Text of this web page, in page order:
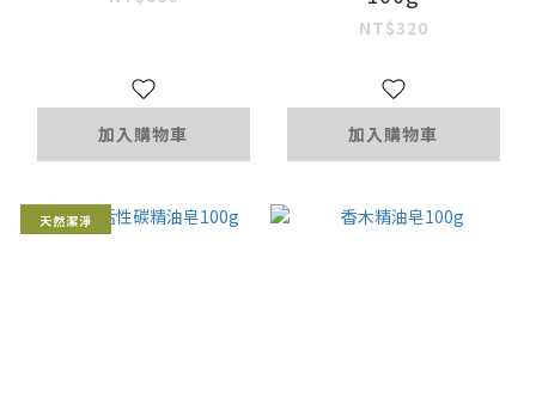
加入購物車
NT$320
加入購物車
天然潔淨